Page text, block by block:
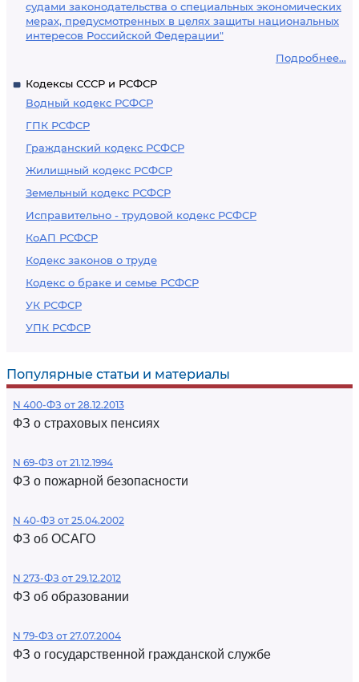
судами законодательства о специальных экономических
мерах, предусмотренных в целях защиты национальных
интересов Российской Федерации"
Подробнее...
Кодексы СССР и РСФСР
Водный кодекс РСФСР
ГПК РСФСР
Гражданский кодекс РСФСР
Жилищный кодекс РСФСР
Земельный кодекс РСФСР
Исправительно - трудовой кодекс РСФСР
КоАП РСФСР
Кодекс законов о труде
Кодекс о браке и семье РСФСР
УК РСФСР
УПК РСФСР
Популярные статьи и материалы
N 400-ФЗ от 28.12.2013
ФЗ о страховых пенсиях
N 69-ФЗ от 21.12.1994
ФЗ о пожарной безопасности
N 40-ФЗ от 25.04.2002
ФЗ об ОСАГО
N 273-ФЗ от 29.12.2012
ФЗ об образовании
N 79-ФЗ от 27.07.2004
ФЗ о государственной гражданской службе